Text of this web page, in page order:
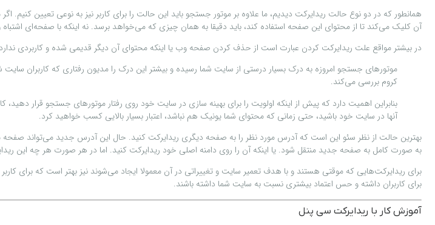
همانطور که در دو نوع حالت ریدایرکت دیدیم، ما علاوه بر موتور جستجو باید این حالت را برای کاربر نیز به نوعی تعیین
آن کلیک می‌کند تا از محتوای این صفحه استفاده کند، باید دقیقا به همان چیزی که می‌خواهد برسد. نه اینکه با صفحه‌ای
در بیشتر مواقع علت ریدایرکت کردن عبارت است از حذف کردن صفحه وب یا اینکه محتوای آن دیگر قدیمی شده و کاربردی
موتورهای جستجو امروزه به درک بسیار درستی از سایت شما رسیده و بیشتر این درک را مدیون رفتاری که کاربران
کروم بررسی می‌کند.
بنابراین اهمیت دارد که پیش از اینکه اولویت را برای بهینه سازی در سایت خود روی رفتار موتورهای جستجو قرار دهید،
آنها در سایت خود باشید، حتی زمانی که محتوای شما یونیک هم نباشد، اعتبار بسیار بالایی کسب خواهید کرد.
به صورت کامل به صفحه جدید منتقل شود. یا اینکه آن را روی دامنه اصلی خود ریدایرکت کنید. اما در هر صورت هر چه این
برای ریدایرکت‌هایی که موقتی هستند و با هدف تعمیر سایت و تغییراتی در آن معمولا ایجاد می‌شوند نیز بهتر است که برای
برای کاربران داشته و حس اعتماد بیشتری نسبت به سایت شما داشته باشند.
آموزش کار با ریدایرکت سی پنل